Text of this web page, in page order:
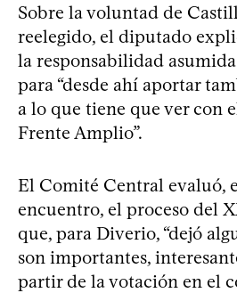
Sobre la voluntad de
reelegido, el diputado
la responsabilidad
para “desde ahí aportar
a lo que tiene que ver con
Frente Amplio”.
El Comité Central evaluó,
encuentro, el proceso del
que, para Diverio, “dejó
son importantes,
partir de la votación en el